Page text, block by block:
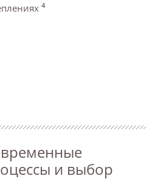
4
и выбор